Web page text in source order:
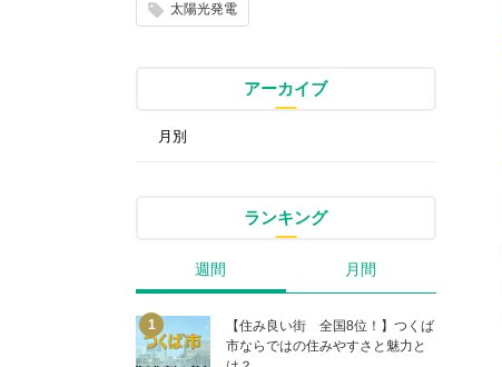
太陽光発電
アーカイブ
ランキング
週間 月間
【住み良い街 全国8位！】つくば
市ならではの住みやすさと魅力と